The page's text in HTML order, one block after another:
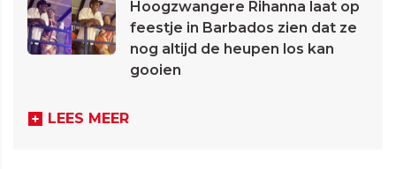
Hoogzwangere Rihanna laat op
feestje in Barbados zien dat ze
nog altijd de heupen los kan
gooien
LEES MEER